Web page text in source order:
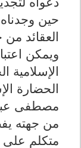
حين
العقائد
ويمكن
الإسلامية
الحضارة
مصطفى
من جهته
متكلم على